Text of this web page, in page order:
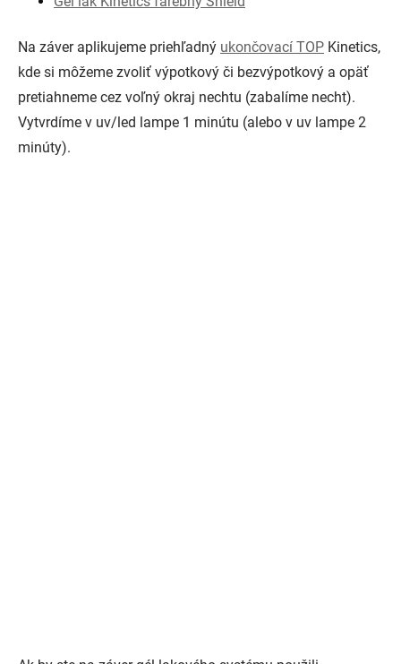
Na záver aplikujeme priehľadný ukončovací TOP Kinetics,
kde si môžeme zvoliť výpotkový či bezvýpotkový a opäť
pretiahneme cez voľný okraj nechtu (zabalíme necht).
Vytvrdíme v uv/led lampe 1 minútu (alebo v uv lampe 2
minúty).